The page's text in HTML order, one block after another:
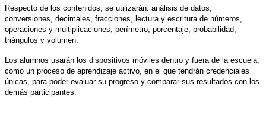
Respecto de los contenidos, se utilizarán: análisis de datos,
conversiones, decimales, fracciones, lectura y escritura de números,
operaciones y multiplicaciones, perímetro, porcentaje, probabilidad,
triángulos y volumen.
Los alumnos usarán los dispositivos móviles dentro y fuera de la escuela,
como un proceso de aprendizaje activo, en el que tendrán credenciales
únicas, para poder evaluar su progreso y comparar sus resultados con los
demás participantes.